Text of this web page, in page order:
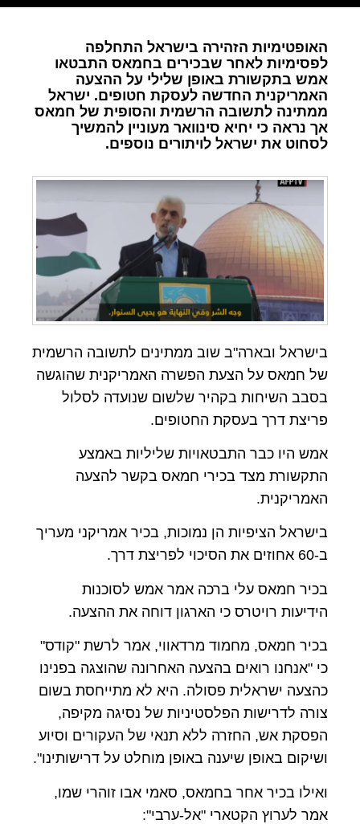
האופטימיות הזהירה בישראל התחלפה
לפסימיות לאחר שבכירים בחמאס התבטאו
אמש בתקשורת באופן שלילי על ההצעה
האמריקנית החדשה לעסקת חטופים. ישראל
ממתינה לתשובה הרשמית והסופית של חמאס
אך נראה כי יחיא סינוואר מעוניין להמשיך
לסחוט את ישראל לויתורים נוספים.
בישראל ובארה"ב שוב ממתינים לתשובה הרשמית
של חמאס על הצעת הפשרה האמריקנית שהוגשה
בסבב השיחות בקהיר שלשום שנועדה לסלול
פריצת דרך בעסקת החטופים.
אמש היו כבר התבטאויות שליליות באמצע
התקשורת מצד בכירי חמאס בקשר להצעה
האמריקנית.
בישראל הציפיות הן נמוכות, בכיר אמריקני מעריך
ב-60 אחוזים את הסיכוי לפריצת דרך.
בכיר חמאס עלי ברכה אמר אמש לסוכנות
הידיעות רויטרס כי הארגון דוחה את ההצעה.
בכיר חמאס, מחמוד מרדאווי, אמר לרשת "קודס"
כי "אנחנו רואים בהצעה האחרונה שהוצגה בפנינו
כהצעה ישראלית פסולה. היא לא מתייחסת בשום
צורה לדרישות הפלסטיניות של נסיגה מקיפה,
הפסקת אש, החזרה ללא תנאי של העקורים וסיוע
ושיקום באופן שיענה באופן מוחלט על דרישותינו".
ואילו בכיר אחר בחמאס, סאמי אבו זוהרי שמו,
אמר לערוץ הקטארי "אל-ערבי":